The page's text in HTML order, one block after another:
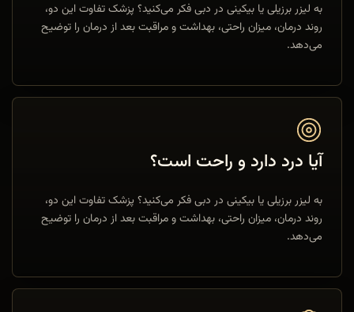
به لیزر برزیلی یا بیکینی در دبی فکر می‌کنید؟ پزشک تفاوت این دو،
روند درمان، میزان راحتی، بهداشت و مراقبت بعد از درمان را توضیح
می‌دهد.
آیا درد دارد و راحت است؟
به لیزر برزیلی یا بیکینی در دبی فکر می‌کنید؟ پزشک تفاوت این دو،
روند درمان، میزان راحتی، بهداشت و مراقبت بعد از درمان را توضیح
می‌دهد.